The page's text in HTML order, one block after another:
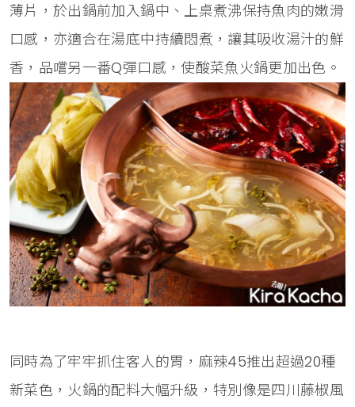
薄片，於出鍋前加入鍋中、上桌煮沸保持魚肉的嫩滑
口感，亦適合在湯底中持續悶煮，讓其吸收湯汁的鮮
香，品嚐另一番Q彈口感，使酸菜魚火鍋更加出色。
同時為了牢牢抓住客人的胃，麻辣45推出超過20種
新菜色，火鍋的配料大幅升級，特別像是四川藤椒風